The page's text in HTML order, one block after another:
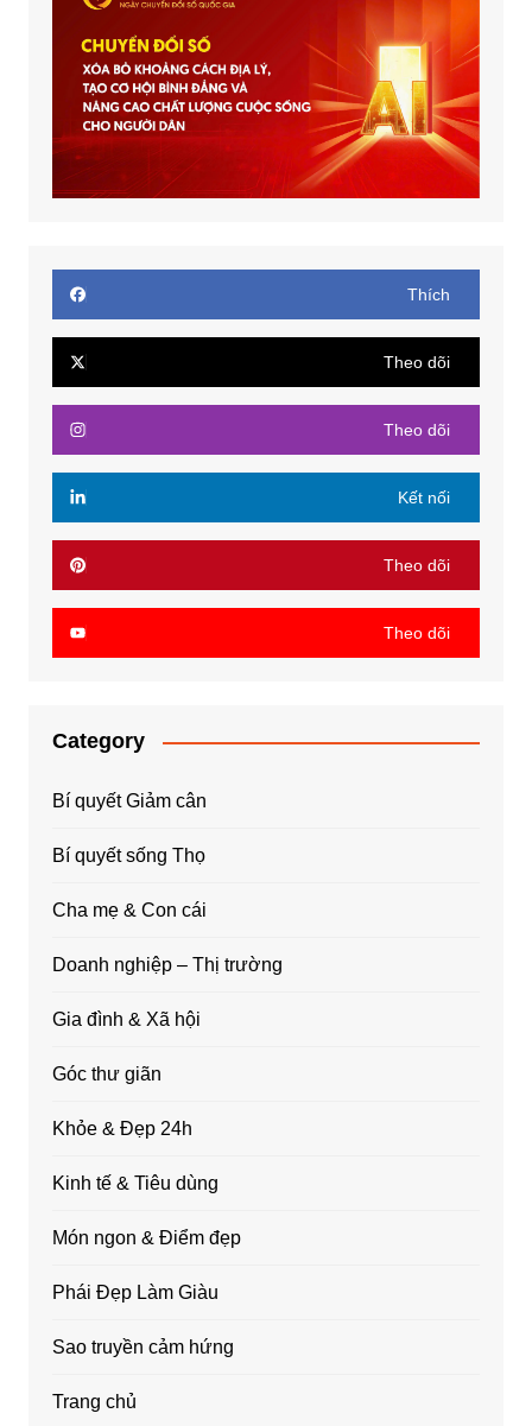
Thích
Theo dõi
Theo dõi
Kết nối
Theo dõi
Theo dõi
Category
Bí quyết Giảm cân
Bí quyết sống Thọ
Cha mẹ & Con cái
Doanh nghiệp – Thị trường
Gia đình & Xã hội
Góc thư giãn
Khỏe & Đẹp 24h
Kinh tế & Tiêu dùng
Món ngon & Điểm đẹp
Phái Đẹp Làm Giàu
Sao truyền cảm hứng
Trang chủ